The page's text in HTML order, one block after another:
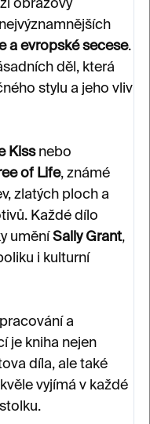
obrazový
a evropské secese.
děl, která
stylu a jeho vliv
Kissnebo
of Life, známé
zlatých ploch a
Každé dílo
umění Sally Grant,
i kulturní
a
je kniha nejen
díla, ale také
vyjímá v každé